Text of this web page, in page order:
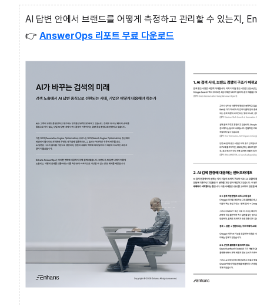
AI 답변 안에서 브랜드를 어떻게 측정하고 관리할 수 있는지,
👉 AnswerOps 리포트 무료 다운로드